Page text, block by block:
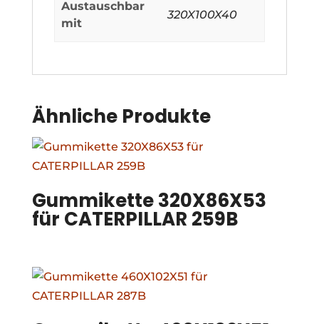
Austauschbar
mit
320X100X40
Ähnliche Produkte
Gummikette 320X86X53
für CATERPILLAR 259B